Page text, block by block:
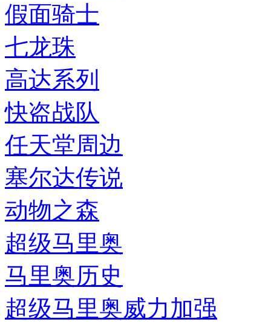
假面骑士
七龙珠
高达系列
快盗战队
任天堂周边
塞尔达传说
动物之森
超级马里奥
马里奥历史
超级马里奥威力加强